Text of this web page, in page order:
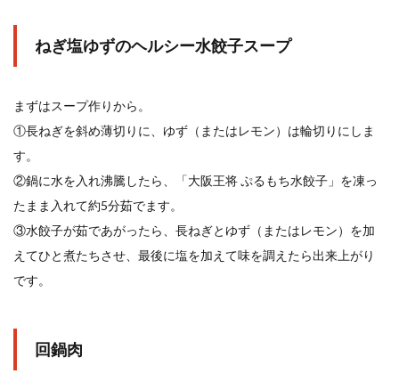
ねぎ塩ゆずのヘルシー水餃子スープ
まずはスープ作りから。
①長ねぎを斜め薄切りに、ゆず（またはレモン）は輪切りにしま
す。
②鍋に水を入れ沸騰したら、「大阪王将 ぷるもち水餃子」を凍っ
たまま入れて約5分茹でます。
③水餃子が茹であがったら、長ねぎとゆず（またはレモン）を加
えてひと煮たちさせ、最後に塩を加えて味を調えたら出来上がり
です。
回鍋肉